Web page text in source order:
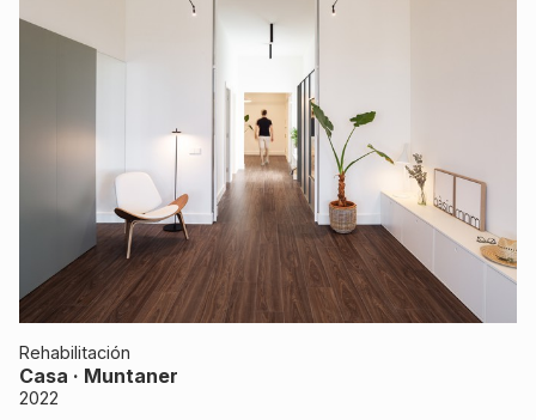
Rehabilitación
Casa · Muntaner
2022